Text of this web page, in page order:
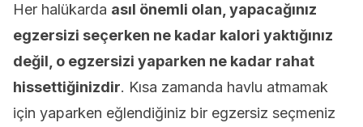
Her halükarda asıl önemli olan, yapacağınız
egzersizi seçerken ne kadar kalori yaktığınız
değil, o egzersizi yaparken ne kadar rahat
hissettiğinizdir. Kısa zamanda havlu atmamak
için yaparken eğlendiğiniz bir egzersiz seçmeniz